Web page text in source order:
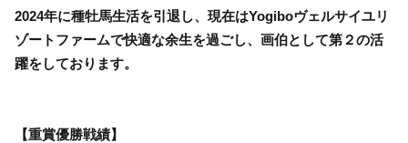
2024年に種牡馬生活を引退し、現在はYogiboヴェルサイユリ
ゾートファームで快適な余生を過ごし、画伯として第２の活
躍をしております。
【重賞優勝戦績】